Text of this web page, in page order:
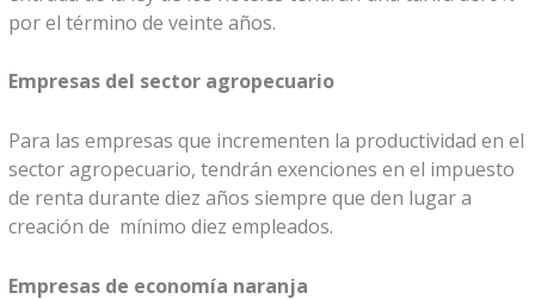
por el término de veinte años.
Empresas del sector agropecuario
Para las empresas que incrementen la productividad en el
sector agropecuario, tendrán exenciones en el impuesto
de renta durante diez años siempre que den lugar a
creación de mínimo diez empleados.
Empresas de economía naranja